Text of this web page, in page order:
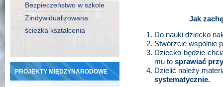
Bezpieczeństwo w szkole
Zindywidualizowana
ścieżka kształcenia
PROJEKTY MIĘDZYNARODOWE
Jak
Do nauki dziecko
Stwórzcie wspólnie
Dziecko będzie
mu to sprawiać
Dzielić należy
systematycznie.